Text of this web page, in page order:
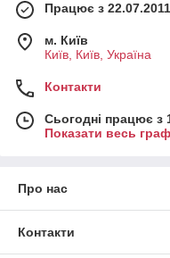
Працює з 22.07.2011
м. Київ
Київ, Київ, Україна
Контакти
Сьогодні працює з
Показати весь
Про нас
Контакти